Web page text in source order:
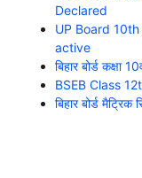
Declared
UP Board
active
बिहार बोर्ड कक्षा
BSEB Class
बिहार बोर्ड